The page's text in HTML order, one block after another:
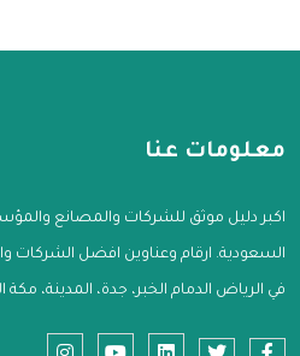
معلومات عنا
اكبر دليل موثق للشركات والمصانع
السعودية. ارقام وعناوين افضل
في الرياض الدمام الخبر، جدة، المدينة، مكة